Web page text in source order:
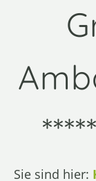
Sie sind hier: